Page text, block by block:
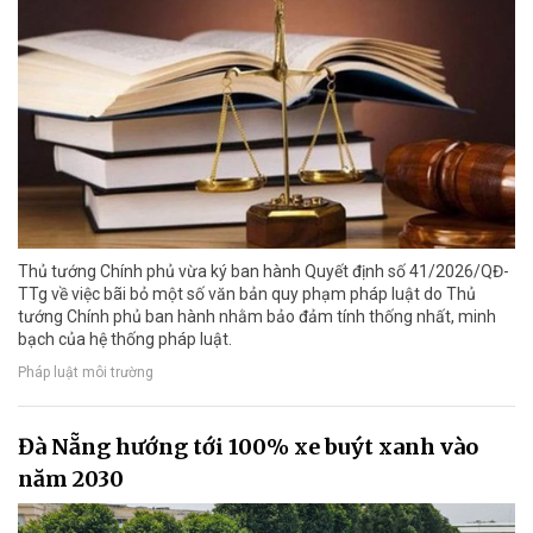
Thủ tướng Chính phủ vừa ký ban hành Quyết định số 41/2026/QĐ-
TTg về việc bãi bỏ một số văn bản quy phạm pháp luật do Thủ
tướng Chính phủ ban hành nhằm bảo đảm tính thống nhất, minh
bạch của hệ thống pháp luật.
Pháp luật môi trường
Đà Nẵng hướng tới 100% xe buýt xanh vào
năm 2030